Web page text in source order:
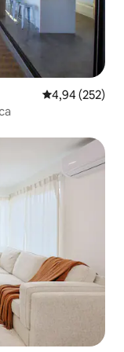
4,94 de uma
4,94 (252)